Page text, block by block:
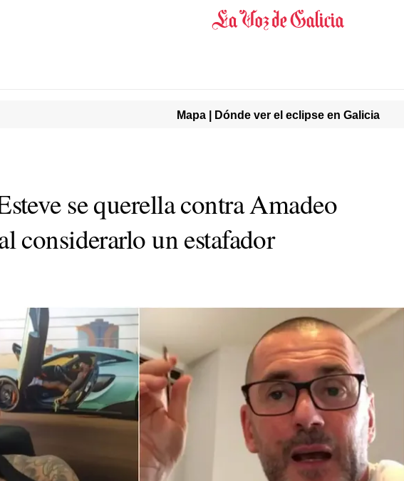
Mapa | Dónde ver el eclipse en Galicia
se querella contra Amadeo
considerarlo un estafador